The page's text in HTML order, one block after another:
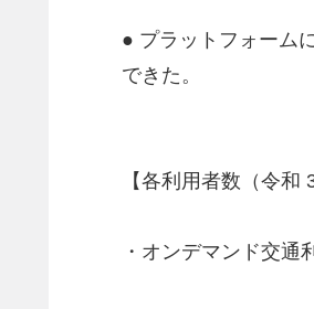
● プラットフォーム
できた。
【各利用者数（令和
・オンデマンド交通